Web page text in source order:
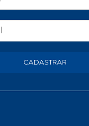
CADASTRAR